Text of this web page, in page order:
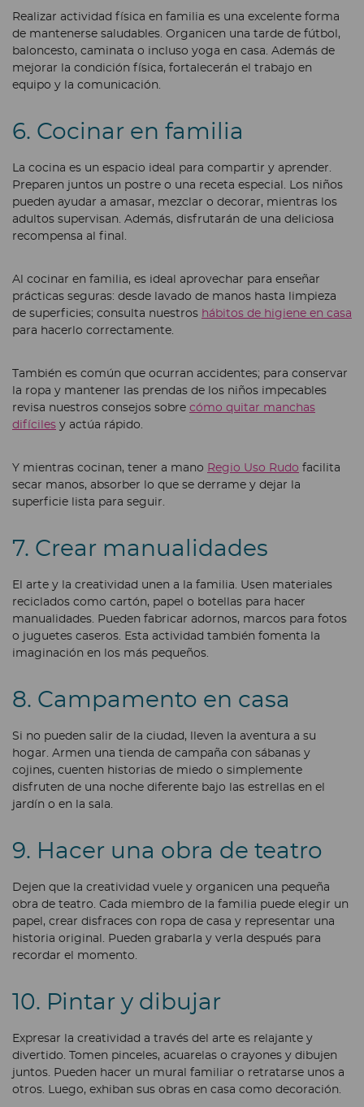
Realizar actividad física en familia es una excelente forma
de mantenerse saludables. Organicen una tarde de fútbol,
baloncesto, caminata o incluso yoga en casa. Además de
mejorar la condición física, fortalecerán el trabajo en
equipo y la comunicación.
6. Cocinar en familia
La cocina es un espacio ideal para compartir y aprender.
Preparen juntos un postre o una receta especial. Los niños
pueden ayudar a amasar, mezclar o decorar, mientras los
adultos supervisan. Además, disfrutarán de una deliciosa
recompensa al final.
Al cocinar en familia, es ideal aprovechar para enseñar
prácticas seguras: desde lavado de manos hasta limpieza
de superficies; consulta nuestros hábitos de higiene en casa
para hacerlo correctamente.
También es común que ocurran accidentes; para conservar
la ropa y mantener las prendas de los niños impecables
revisa nuestros consejos sobre cómo quitar manchas
difíciles y actúa rápido.
Y mientras cocinan, tener a mano Regio Uso Rudo facilita
secar manos, absorber lo que se derrame y dejar la
superficie lista para seguir.
7. Crear manualidades
El arte y la creatividad unen a la familia. Usen materiales
reciclados como cartón, papel o botellas para hacer
manualidades. Pueden fabricar adornos, marcos para fotos
o juguetes caseros. Esta actividad también fomenta la
imaginación en los más pequeños.
8. Campamento en casa
Si no pueden salir de la ciudad, lleven la aventura a su
hogar. Armen una tienda de campaña con sábanas y
cojines, cuenten historias de miedo o simplemente
disfruten de una noche diferente bajo las estrellas en el
jardín o en la sala.
9. Hacer una obra de teatro
Dejen que la creatividad vuele y organicen una pequeña
obra de teatro. Cada miembro de la familia puede elegir un
papel, crear disfraces con ropa de casa y representar una
historia original. Pueden grabarla y verla después para
recordar el momento.
10. Pintar y dibujar
Expresar la creatividad a través del arte es relajante y
divertido. Tomen pinceles, acuarelas o crayones y dibujen
juntos. Pueden hacer un mural familiar o retratarse unos a
otros. Luego, exhiban sus obras en casa como decoración.